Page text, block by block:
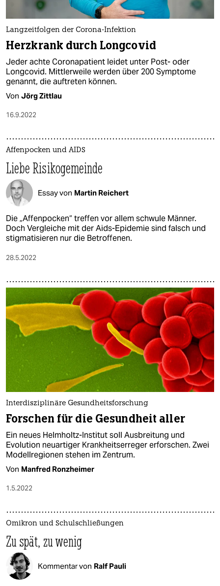
Langzeitfolgen der Corona-Infektion
Herzkrank durch Longcovid
Jeder achte Coronapatient leidet unter Post- oder
Longcovid. Mittlerweile werden über 200 Symptome
genannt, die auftreten können.
Von Jörg Zittlau
16.9.2022
Affenpocken und AIDS
Liebe Risikogemeinde
Essay von Martin Reichert
Die „Affenpocken“ treffen vor allem schwule Männer.
Doch Vergleiche mit der Aids-Epidemie sind falsch und
stigmatisieren nur die Betroffenen.
28.5.2022
Interdisziplinäre Gesundheitsforschung
Forschen für die Gesundheit aller
Ein neues Helmholtz-Institut soll Ausbreitung und
Evolution neu­artiger Krankheitserreger erforschen. Zwei
Modellregionen stehen im Zentrum.
Von Manfred Ronzheimer
1.5.2022
Omikron und Schulschließungen
Zu spät, zu wenig
Kommentar von Ralf Pauli